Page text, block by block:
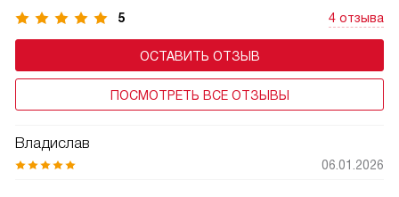
5 4 отзыва
ОСТАВИТЬ ОТЗЫВ
ПОСМОТРЕТЬ ВСЕ ОТЗЫВЫ
Владислав
06.01.2026